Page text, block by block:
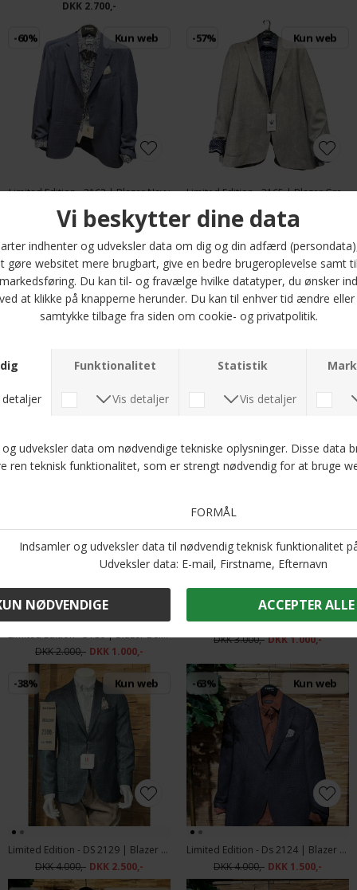
DKK 2.700,-
-60% Kun web
Limited Edition - 3162 | Blazer Navy
DKK 2.500,-
DKK 1.000,-
-57% Kun web
Limited Edition - 3165 | Blazer Green
DKK 2.300,-
DKK 1.000,-
-60%
Limited Edition - 3163 | Blazer Beige
-50% Kun web
-50% Kun web
Limited Edition - 3180 | Blazer Beige
DKK 2.000,- DKK 1.000,-
-67% Kun web
Limited Edition - DS 2139 | Blazer Navy
DKK 3.000,- DKK 1.000,-
-38% Kun web
Limited Edition - DS 2129 | Blazer Green
DKK 4.000,- DKK 2.500,-
-63% Kun web
Limited Edition - Ds 2124 | Blazer Navy
DKK 4.000,- DKK 1.500,-